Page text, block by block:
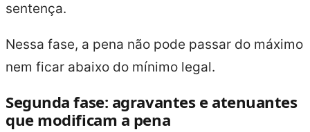
sentença.
Nessa fase, a pena não pode passar do máximo
nem ficar abaixo do mínimo legal.
Segunda fase: agravantes e atenuantes
que modificam a pena